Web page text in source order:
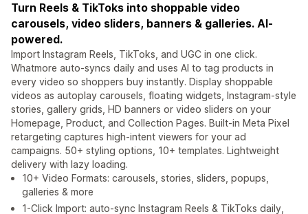
Turn Reels & TikToks into shoppable video
carousels, video sliders, banners & galleries. AI-
powered.
Import Instagram Reels, TikToks, and UGC in one click.
Whatmore auto-syncs daily and uses AI to tag products in
every video so shoppers buy instantly. Display shoppable
videos as autoplay carousels, floating widgets, Instagram-style
stories, gallery grids, HD banners or video sliders on your
Homepage, Product, and Collection Pages. Built-in Meta Pixel
retargeting captures high-intent viewers for your ad
campaigns. 50+ styling options, 10+ templates. Lightweight
delivery with lazy loading.
10+ Video Formats: carousels, stories, sliders, popups,
galleries & more
1-Click Import: auto-sync Instagram Reels & TikToks daily,